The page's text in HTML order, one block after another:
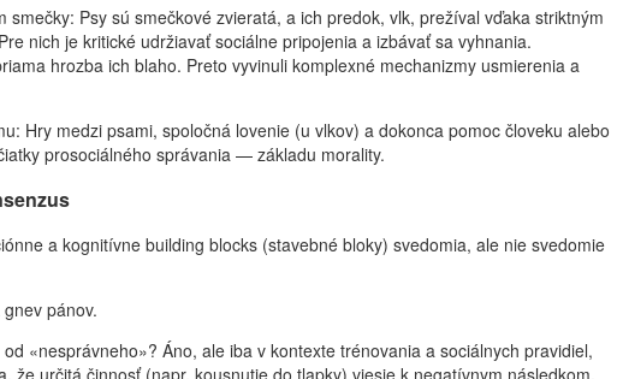
smečky: Psy sú smečkové zvieratá, a ich predok, vlk, prežíval vďaka striktným
nich je kritické udržiavať sociálne pripojenia a izbávať sa vyhnania.
hrozba ich blaho. Preto vyvinuli komplexné mechanizmy usmierenia a
Hry medzi psami, spoločná lovenie (u vlkov) a dokonca pomoc človeku alebo
prosociálného správania — základu morality.
a kognitívne building blocks (stavebné bloky) svedomia, ale nie svedomie
pánov.
«nesprávneho»? Áno, ale iba v kontexte trénovania a sociálnych pravidiel,
že určitá činnosť (napr. kousnutie do tlapky) viesie k negatívnym následkom.